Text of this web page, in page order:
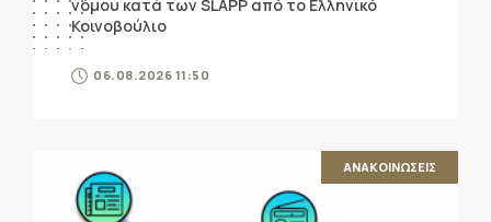
νόμου κατά των SLAPP από το Ελληνικό
Κοινοβούλιο
06.08.2026 11:50
ΑΝΑΚΟΙΝΩΣΕΙΣ